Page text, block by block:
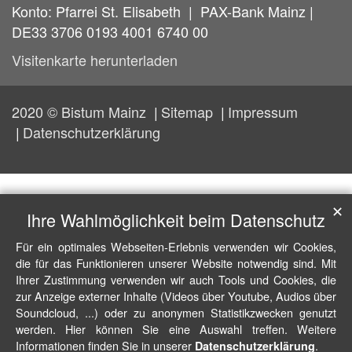
Konto: Pfarrei St. Elisabeth | PAX-Bank Mainz |
DE33 3706 0193 4001 6740 00
Visitenkarte herunterladen
2020 © Bistum Mainz Sitemap
Impressum
Datenschutzerklärung
Ihre Wahlmöglichkeit beim Datenschutz
Für ein optimales Webseiten-Erlebnis verwenden wir Cookies,
die für das Funktionieren unserer Website notwendig sind. Mit
Ihrer Zustimmung verwenden wir auch Tools und Cookies, die
zur Anzeige externer Inhalte (Videos über Youtube, Audios über
Soundcloud, ...) oder zu anonymen Statistikzwecken genutzt
werden. Hier können Sie eine Auswahl treffen. Weitere
Informationen finden Sie in unserer Datenschutzerklärung.
✕